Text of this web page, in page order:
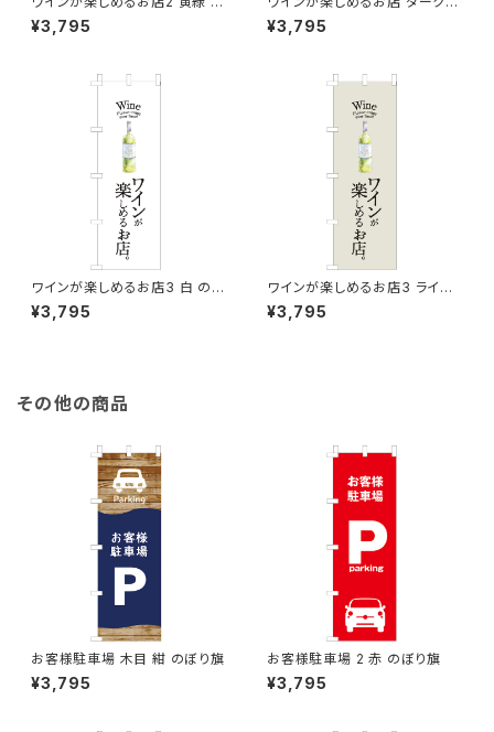
ぼり旗
¥3,795
ッド のぼり旗
¥3,795
ワインが楽しめるお店3 白 のぼ
り旗
¥3,795
ワインが楽しめるお店3 ライト
グレー のぼり旗
¥3,795
その他の商品
お客様駐車場 木目 紺 のぼり旗
¥3,795
お客様駐車場 2 赤 のぼり旗
¥3,795